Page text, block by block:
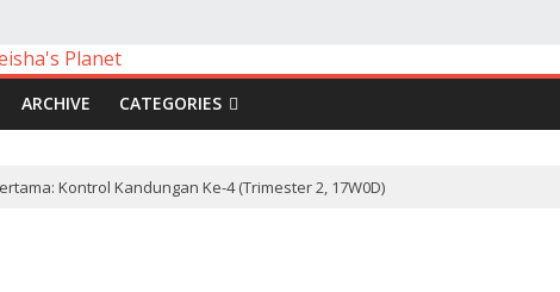
ARCHIVE CATEGORIES
Kontrol Kandungan Ke-4 (Trimester 2, 17W0D)